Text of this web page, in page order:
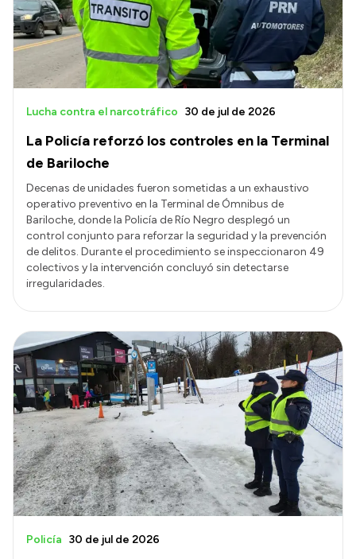
La Policía reforzó los controles en la Terminal
de Bariloche
Lucha contra el narcotráfico 30 de jul de 2026
Decenas de unidades fueron sometidas a un exhaustivo
operativo preventivo en la Terminal de Ómnibus de
Bariloche, donde la Policía de Río Negro desplegó un
control conjunto para reforzar la seguridad y la prevención
de delitos. Durante el procedimiento se inspeccionaron 49
colectivos y la intervención concluyó sin detectarse
irregularidades.
Policía 30 de jul de 2026